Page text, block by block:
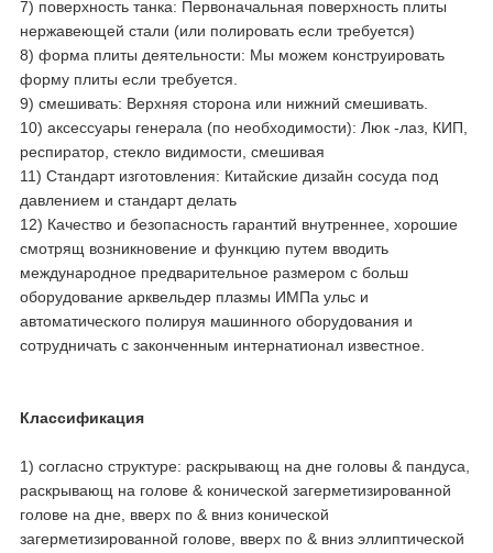
7) поверхность танка: Первоначальная поверхность плиты
нержавеющей стали (или полировать если требуется)
8) форма плиты деятельности: Мы можем конструировать
форму плиты если требуется.
9) смешивать: Верхняя сторона или нижний смешивать.
10) аксессуары генерала (по необходимости): Люк -лаз, КИП,
респиратор, стекло видимости, смешивая
11) Стандарт изготовления: Китайские дизайн сосуда под
давлением и стандарт делать
12) Качество и безопасность гарантий внутреннее, хорошие
смотрящ возникновение и функцию путем вводить
международное предварительное размером с больш
оборудование арквельдер плазмы ИМПа ульс и
автоматического полируя машинного оборудования и
сотрудничать с законченным интернатионал известное.
Классификация
1) согласно структуре: раскрывающ на дне головы & пандуса,
раскрывающ на голове & конической загерметизированной
голове на дне, вверх по & вниз конической
загерметизированной голове, вверх по & вниз эллиптической